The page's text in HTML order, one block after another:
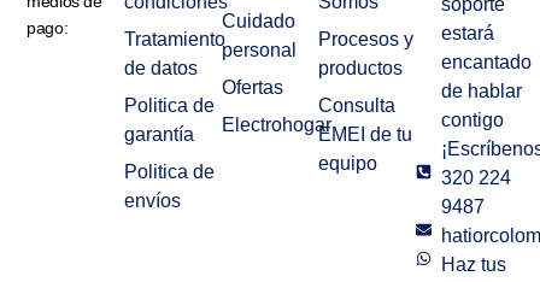
pago:
Tratamiento
de datos
Politica de
garantía
Politica de
envíos
Cuidado
personal
Ofertas
Electrohogar
Procesos y
productos
Consulta
EMEI de tu
equipo
soporte
estará
encantado
de hablar
contigo
320 224
9487
Haz tus